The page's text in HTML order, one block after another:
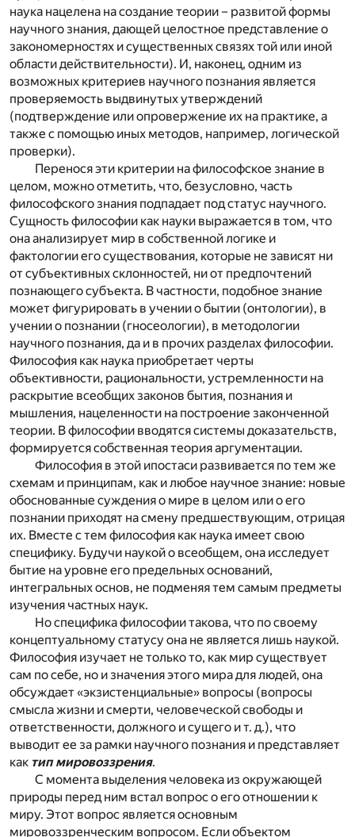
наука нацелена на создание теории – развитой формы
научного знания, дающей целостное представление о
закономерностях и существенных связях той или иной
области действительности). И, наконец, одним из
возможных критериев научного познания является
проверяемость выдвинутых утверждений
(подтверждение или опровержение их на практике, а
также с помощью иных методов, например, логической
проверки).
Перенося эти критерии на философское знание в
целом, можно отметить, что, безусловно, часть
философского знания подпадает под статус научного.
Сущность философии как науки выражается в том, что
она анализирует мир в собственной логике и
фактологии его существования, которые не зависят ни
от субъективных склонностей, ни от предпочтений
познающего субъекта. В частности, подобное знание
может фигурировать в учении о бытии (онтологии), в
учении о познании (гносеологии), в методологии
научного познания, да и в прочих разделах философии.
Философия как наука приобретает черты
объективности, рациональности, устремленности на
раскрытие всеобщих законов бытия, познания и
мышления, нацеленности на построение законченной
теории. В философии вводятся системы доказательств,
формируется собственная теория аргументации.
Философия в этой ипостаси развивается по тем же
схемам и принципам, как и любое научное знание: новые
обоснованные суждения о мире в целом или о его
познании приходят на смену предшествующим, отрицая
их. Вместе с тем философия как наука имеет свою
специфику. Будучи наукой о всеобщем, она исследует
бытие на уровне его предельных оснований,
интегральных основ, не подменяя тем самым предметы
изучения частных наук.
Но специфика философии такова, что по своему
концептуальному статусу она не является лишь наукой.
Философия изучает не только то, как мир существует
сам по себе, но и значения этого мира для людей, она
обсуждает «экзистенциальные» вопросы (вопросы
смысла жизни и смерти, человеческой свободы и
ответственности, должного и сущего и т. д.), что
выводит ее за рамки научного познания и представляет
как тип мировоззрения.
С момента выделения человека из окружающей
природы перед ним встал вопрос о его отношении к
миру. Этот вопрос является основным
мировоззренческим вопросом. Если объектом